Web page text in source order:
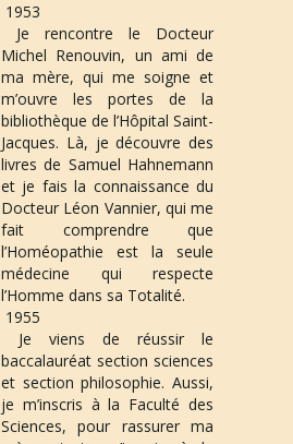
1953
Je rencontre le Docteur
Michel Renouvin, un ami de
ma mère, qui me soigne et
m’ouvre les portes de la
bibliothèque de l’Hôpital Saint-
Jacques. Là, je découvre des
livres de Samuel Hahnemann
Docteur Léon Vannier, qui me
fait comprendre que
l’Homéopathie est la seule
médecine qui respecte
l’Homme dans sa Totalité.
1955
baccalauréat section sciences
et section philosophie. Aussi,
je m’inscris à la Faculté des
Sciences, pour rassurer ma